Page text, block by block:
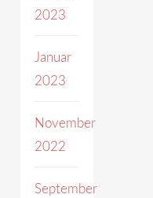
2023
Januar
2023
November
2022
September